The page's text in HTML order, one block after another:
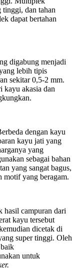
tinggi, dan tahan
dapat bertahan
digabung menjadi
lebih tipis
sekitar 0,5-2 mm.
kayu akasia dan
dengan kayu
kayu jati yang
yang
sebagai bahan
yang sangat bagus,
yang beragam.
hasil campuran dari
kayu tersebut
dicetak di
super tinggi. Oleh
untuk